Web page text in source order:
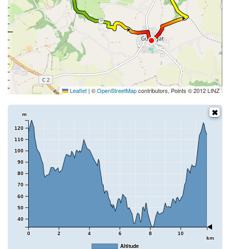
10
Leaflet | ©OpenStreetMapcontributors, Points © 2012 LINZ
0 2 4 6 8 10
km
40
50
60
70
80
90
100
110
120
m
Altitude